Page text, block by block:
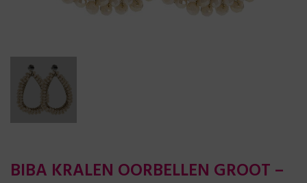
BIBA KRALEN OORBELLEN GROOT –